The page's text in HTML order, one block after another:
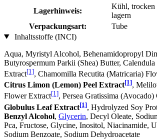
Lagerhinweis:
Kühl, trocken
lagern
Verpackungsart:
Tube
Inhaltsstoffe (INCI)
Aqua, Myristyl Alcohol, Behenamidopropyl
Butyrospermum Parkii (Shea) Butter,
Extract[1], Chamomilla Recutita (Matricaria)
Citrus Limon (Lemon) Peel Extract[1],
Flower Extract[1], Persea Gratissima (Avocado)
Globulus Leaf Extract[1], Hydrolyzed Soy
Benzyl Alcohol, Glycerin, Decyl Oleate,
Pca, Fructose, Glycine, Inositol, Niacinamide,
Sodium Benzoate, Sodium Dehydroacetate